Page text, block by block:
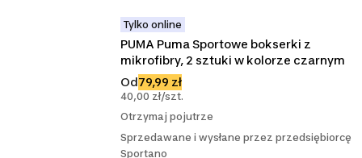
Tylko online
PUMA Puma Sportowe bokserki z
mikrofibry, 2 sztuki w kolorze czarnym
Od79,99 zł
40,00 zł/szt.
Otrzymaj pojutrze
Sprzedawane i wysłane przez przedsiębiorcę
Sportano